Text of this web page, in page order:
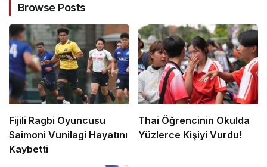
Browse Posts
Fijili Ragbi Oyuncusu
Saimoni Vunilagi Hayatını
Kaybetti
Thai Öğrencinin Okulda
Yüzlerce Kişiyi Vurdu!